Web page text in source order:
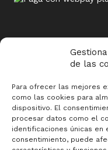
de las
Para ofrecer las mejores
como las cookies para
dispositivo. El
procesar datos como el
identificaciones únicas
consentimiento, puede
Sitios relacionados
www.butoni.cl
www.siweb.cl